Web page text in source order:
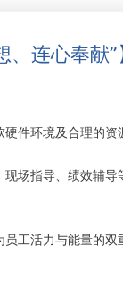
、连心奉献”
件环境及合理的
场指导、绩效辅
工活力与能量的